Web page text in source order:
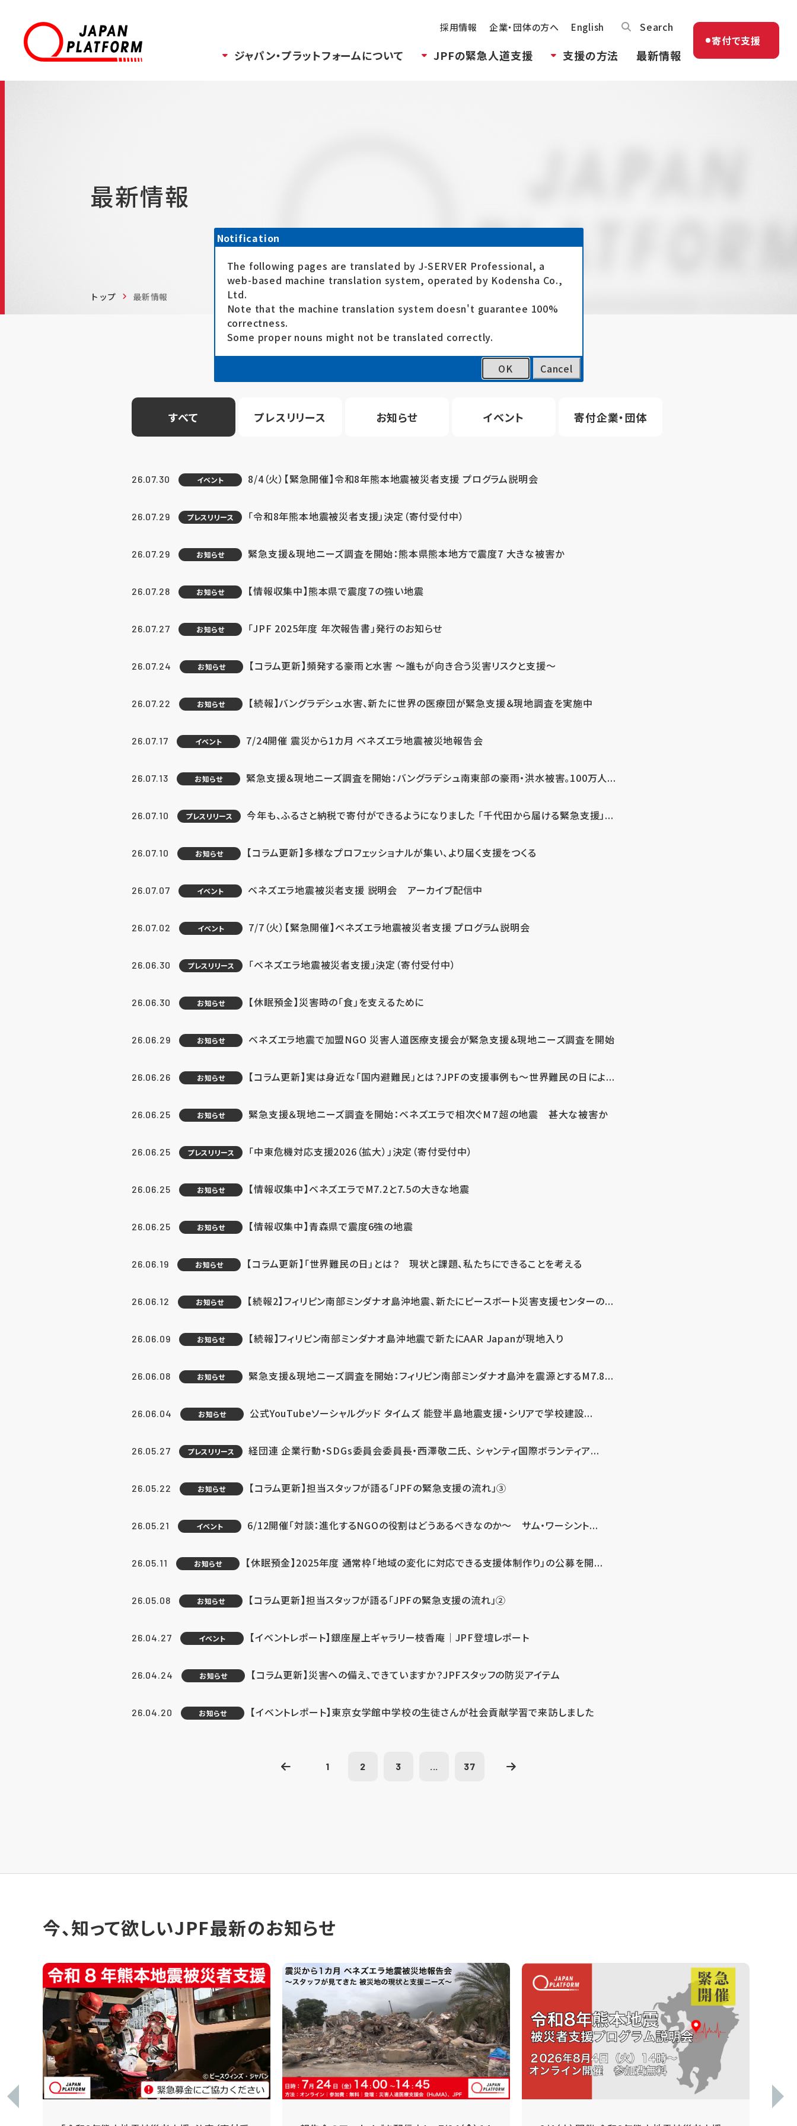
採用情報 企業・団体の方へ English Search
ジャパン・プラットフォームについて JPFの緊急人道支援 支援の方法 最新情報
寄付で支援
最新情報
トップ 最新情報
すべて プレスリリース お知らせ イベント 寄付企業・団体
26.07.30 イベント 8/4（火）【緊急開催】令和8年熊本地震被災者支援 プログラム説明会
26.07.29 プレスリリース 「令和8年熊本地震被災者支援」決定（寄付受付中）
26.07.29 お知らせ 緊急支援＆現地ニーズ調査を開始：熊本県熊本地方で震度7 大きな被害か
26.07.28 お知らせ 【情報収集中】熊本県で震度７の強い地震
26.07.27 お知らせ 「JPF 2025年度 年次報告書」発行のお知らせ
26.07.24 お知らせ 【コラム更新】頻発する豪雨と水害 ～誰もが向き合う災害リスクと支援～
26.07.22 お知らせ 【続報】バングラデシュ水害、新たに世界の医療団が緊急支援＆現地調査を実施中
26.07.17 イベント 7/24開催 震災から1カ月 ベネズエラ地震被災地報告会
26.07.13 お知らせ 緊急支援＆現地ニーズ調査を開始：バングラデシュ南東部の豪雨・洪水被害。100万人...
26.07.10 プレスリリース 今年も、ふるさと納税で寄付ができるようになりました 「千代田から届ける緊急支援」...
26.07.10 お知らせ 【コラム更新】多様なプロフェッショナルが集い、より届く支援をつくる
26.07.07 イベント ベネズエラ地震被災者支援 説明会 アーカイブ配信中
26.07.02 イベント 7/7（火）【緊急開催】ベネズエラ地震被災者支援 プログラム説明会
26.06.30 プレスリリース 「ベネズエラ地震被災者支援」決定（寄付受付中）
26.06.30 お知らせ 【休眠預金】災害時の「食」を支えるために
26.06.29 お知らせ ベネズエラ地震で加盟NGO 災害人道医療支援会が緊急支援＆現地ニーズ調査を開始
26.06.26 お知らせ 【コラム更新】実は身近な「国内避難民」とは？JPFの支援事例も～世界難民の日によ...
26.06.25 お知らせ 緊急支援＆現地ニーズ調査を開始：ベネズエラで相次ぐM７超の地震 甚大な被害か
26.06.25 プレスリリース 「中東危機対応支援2026（拡大）」決定（寄付受付中）
26.06.25 お知らせ 【情報収集中】ベネズエラでM7.2と7.5の大きな地震
26.06.25 お知らせ 【情報収集中】青森県で震度6強の地震
26.06.19 お知らせ 【コラム更新】「世界難民の日」とは？ 現状と課題、私たちにできることを考える
26.06.12 お知らせ 【続報2】フィリピン南部ミンダナオ島沖地震、新たにピースボート災害支援センターの...
26.06.09 お知らせ 【続報】フィリピン南部ミンダナオ島沖地震で新たにAAR Japanが現地入り
26.06.08 お知らせ 緊急支援＆現地ニーズ調査を開始：フィリピン南部ミンダナオ島沖を震源とするM7.8...
26.06.04 お知らせ 公式YouTubeソーシャルグッド タイムズ 能登半島地震支援・シリアで学校建設...
26.05.27 プレスリリース 経団連 企業行動・SDGs委員会委員長・西澤敬二氏、 シャンティ国際ボランティア...
26.05.22 お知らせ 【コラム更新】担当スタッフが語る「JPFの緊急支援の流れ」③
26.05.21 イベント 6/12開催「対談：進化するNGOの役割はどうあるべきなのか～ サム・ワーシント...
26.05.11 お知らせ 【休眠預金】2025年度 通常枠「地域の変化に対応できる支援体制作り」の公募を開...
26.05.08 お知らせ 【コラム更新】担当スタッフが語る「JPFの緊急支援の流れ」②
26.04.27 イベント 【イベントレポート】銀座屋上ギャラリー枝香庵｜JPF登壇レポート
26.04.24 お知らせ 【コラム更新】災害への備え、できていますか？JPFスタッフの防災アイテム
26.04.20 お知らせ 【イベントレポート】東京女学館中学校の生徒さんが社会貢献学習で来訪しました
1 2 3 ... 37
今、知って欲しいJPF最新のお知らせ
Notification
The following pages are translated by J-SERVER Professional, a
web-based machine translation system, operated by Kodensha Co.,
Ltd.
Note that the machine translation system doesn't guarantee 100%
correctness.
Some proper nouns might not be translated correctly.
OK Cancel